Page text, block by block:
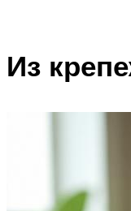
Из